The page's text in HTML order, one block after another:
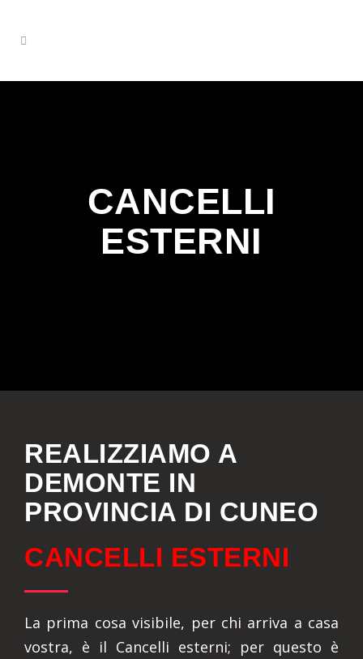
CANCELLI
ESTERNI
REALIZZIAMO A
DEMONTE IN
PROVINCIA DI CUNEO
CANCELLI ESTERNI
La prima cosa visibile, per chi arriva a casa
vostra, è il Cancelli esterni; per questo è